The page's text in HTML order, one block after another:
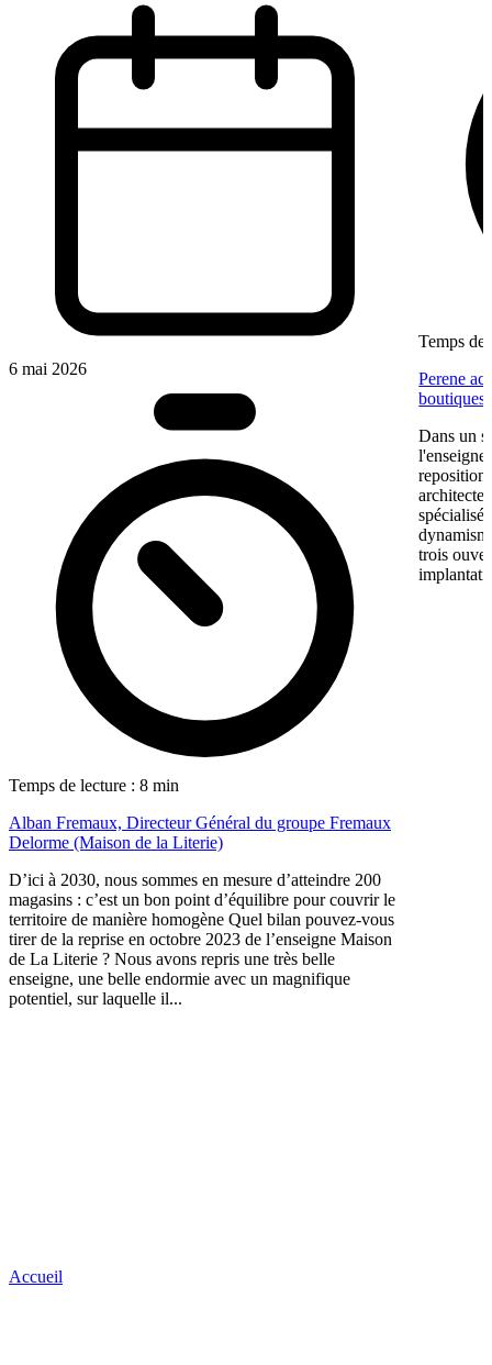
6 mai 2026
Temps de lecture : 8 min
Alban Fremaux, Directeur Général du groupe Fremaux
Delorme (Maison de la Literie)
D’ici à 2030, nous sommes en mesure d’atteindre 200
magasins : c’est un bon point d’équilibre pour couvrir le
territoire de manière homogène Quel bilan pouvez-vous
tirer de la reprise en octobre 2023 de l’enseigne Maison
de La Literie ? Nous avons repris une très belle
enseigne, une belle endormie avec un magnifique
potentiel, sur laquelle il...
Temps de
Perene
boutiques
Dans un
l'enseigne
spécialisé
trois
Accueil